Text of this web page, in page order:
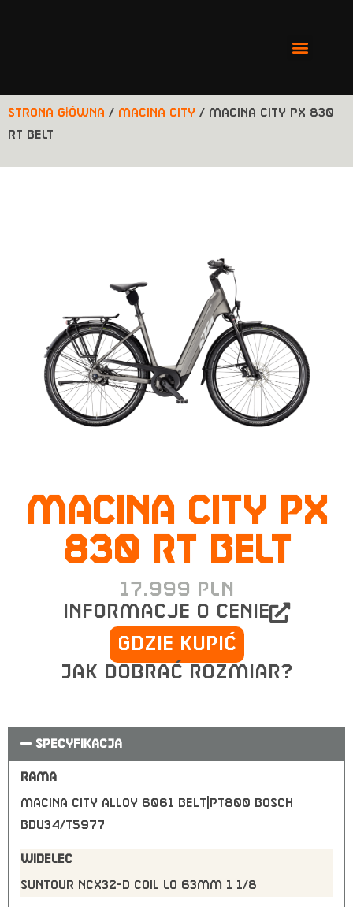
Strona główna / Macina City / MACINA CITY PX 830
RT BELT
MACINA CITY PX
830 RT BELT
informacje o cenie
Gdzie kupić
17.999 PLN
Jak dobrać rozmiar?
SPECYFIKACJA
RAMA
Macina City Alloy 6061 Belt|PT800 Bosch
BDU34/T5977
WIDELEC
Suntour NCX32-D coil LO 63mm 1 1/8